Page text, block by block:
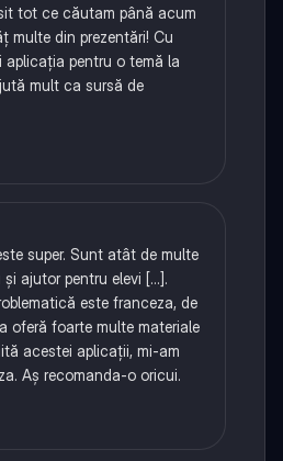
tot ce căutam până acum
multe din prezentări! Cu
pentru o temă la
mult ca sursă de
super. Sunt atât de multe
ajutor pentru elevi [...].
este franceza, de
oferă foarte multe materiale
acestei aplicații, mi-am
Aș recomanda-o oricui.